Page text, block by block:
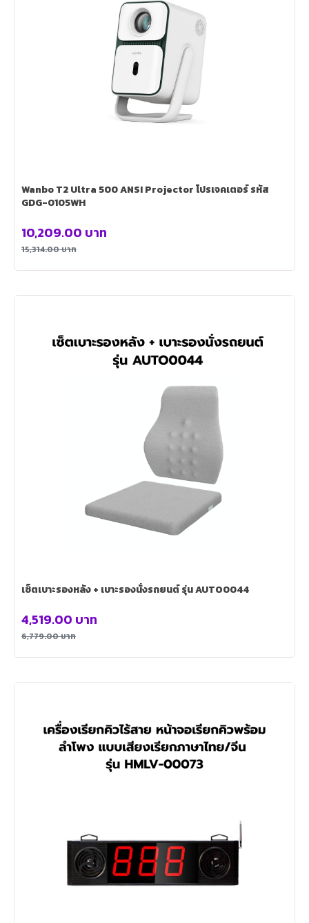
Wanbo T2 Ultra 500 ANSI Projector โปรเจคเตอร์ รหัส
GDG-0105WH
15,314.00บาท
10,209.00 บาท
เซ็ตเบาะรองหลัง + เบาะรองนั่งรถยนต์ รุ่น AUTO0044
6,779.00บาท
4,519.00 บาท